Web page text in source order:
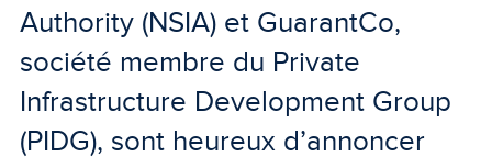
Authority (NSIA) et GuarantCo,
société membre du Private
Infrastructure Development Group
(PIDG), sont heureux d’annoncer